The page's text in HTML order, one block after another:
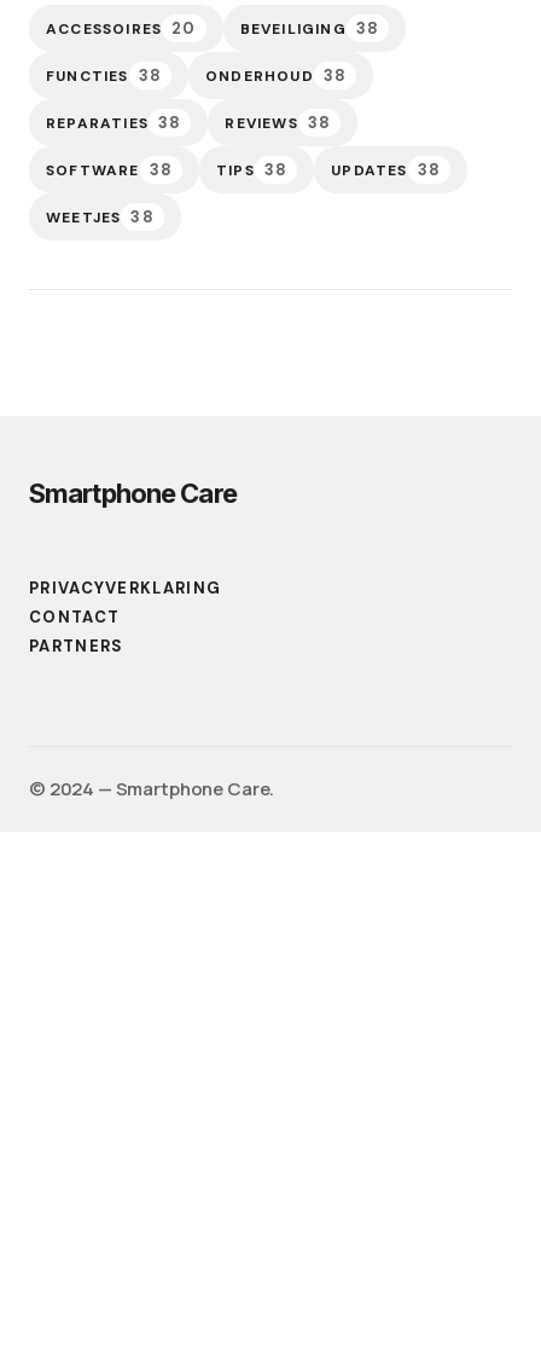
ACCESSOIRES 20 BEVEILIGING 38
FUNCTIES 38 ONDERHOUD 38
REPARATIES 38 REVIEWS 38
SOFTWARE 38 TIPS 38 UPDATES 38
WEETJES 38
Smartphone Care
PRIVACYVERKLARING
CONTACT
PARTNERS
©️ 2024 — Smartphone Care.